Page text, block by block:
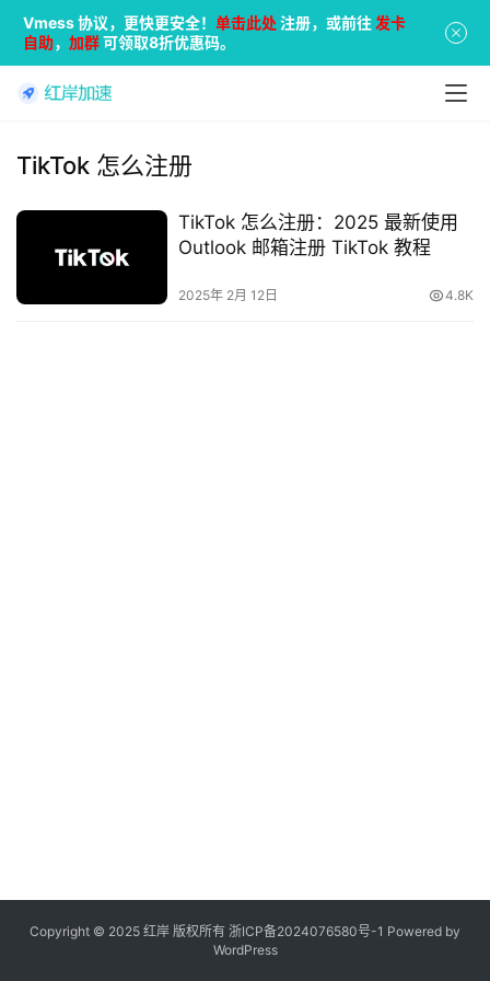
TikTok 怎么注册
TikTok 怎么注册：2025 最新使用
Outlook 邮箱注册 TikTok 教程
2025年 2月 12日 4.8K
Copyright © 2025 红岸 版权所有 浙ICP备2024076580号-1 Powered by
WordPress
Vmess 协议，更快更安全！ 单击此处注册，或前往 发卡
自助， 加群可领取8折优惠码。